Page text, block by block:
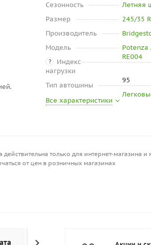
Сезонность
Летняя
Размер
245/35
Производитель
Модель
Potenza
RE004
?
Индекс
нагрузки
95
Тип автошины
Все характеристики
действительна только для интернет-магазина и
от цен в розничных магазинах